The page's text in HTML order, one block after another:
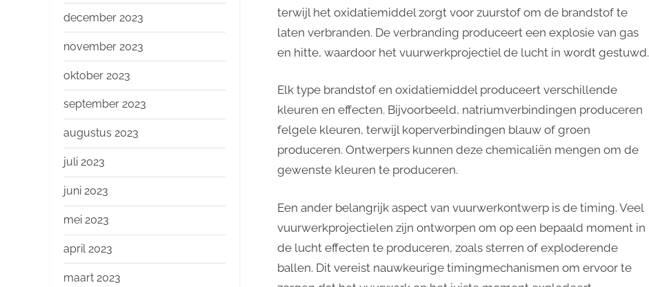
terwijl het oxidatiemiddel zorgt voor zuurstof om de brandstof te
laten verbranden. De verbranding produceert een explosie van gas
en hitte, waardoor het vuurwerkprojectiel de lucht in wordt gestuwd.
Elk type brandstof en oxidatiemiddel produceert verschillende
kleuren en effecten. Bijvoorbeeld, natriumverbindingen produceren
felgele kleuren, terwijl koperverbindingen blauw of groen
produceren. Ontwerpers kunnen deze chemicaliën mengen om de
gewenste kleuren te produceren.
Een ander belangrijk aspect van vuurwerkontwerp is de timing. Veel
vuurwerkprojectielen zijn ontworpen om op een bepaald moment in
de lucht effecten te produceren, zoals sterren of exploderende
ballen. Dit vereist nauwkeurige timingmechanismen om ervoor te
december 2023
november 2023
oktober 2023
september 2023
augustus 2023
juli 2023
juni 2023
mei 2023
april 2023
maart 2023